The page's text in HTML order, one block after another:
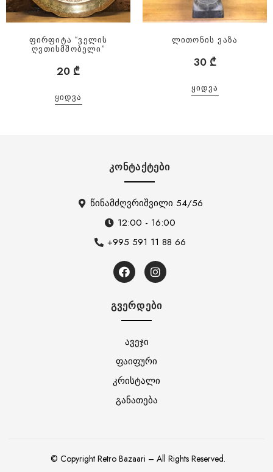
ფირფიტა “ველის
ღვთისმშობელი”
20 ₾
ᲧᲘᲓᲕᲐ
ლითონის ვაზა
30 ₾
ᲧᲘᲓᲕᲐ
ᲙᲝᲜᲢᲐᲥᲢᲔᲑᲘ
წინამძღვრიშვილი 54/56
12:00 - 16:00
+995 591 11 88 66
ᲒᲕᲔᲠᲓᲔᲑᲘ
ავეჯი
ფაიფური
კრისტალი
განათება
© Copyright Retro Bazaari – All Rights Reserved.